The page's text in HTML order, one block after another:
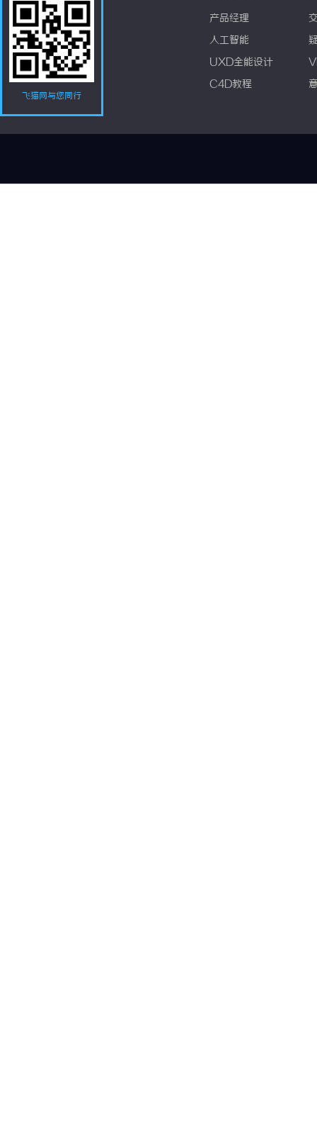
飞猫网与您同行
产品经理
人工智能
UXD全能设计
C4D教程